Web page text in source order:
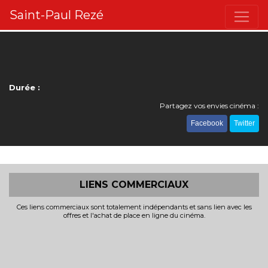
Saint-Paul Rezé
Durée :
Partagez vos envies cinéma :
Facebook Twitter
LIENS COMMERCIAUX
Ces liens commerciaux sont totalement indépendants et sans lien avec les
offres et l'achat de place en ligne du cinéma.